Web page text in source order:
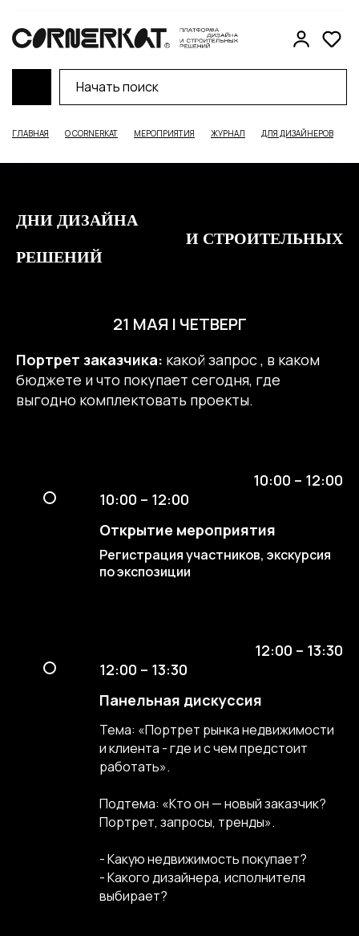
ГЛАВНАЯ О CORNERKAT МЕРОПРИЯТИЯ ЖУРНАЛ ДЛЯ ДИЗАЙНЕРОВ
ДНИ ДИЗАЙНА
И СТРОИТЕЛЬНЫХ
РЕШЕНИЙ
21 МАЯ | ЧЕТВЕРГ
Портрет заказчика: какой запрос , в каком
бюджете и что покупает сегодня, где
выгодно комплектовать проекты.
10:00 – 12:00
10:00 – 12:00
Открытие мероприятия
Регистрация участников, экскурсия
по экспозиции
12:00 – 13:30
12:00 – 13:30
Панельная дискуссия
Тема: «Портрет рынка недвижимости
и клиента - где и с чем предстоит
работать».
Подтема: «Кто он — новый заказчик?
Портрет, запросы, тренды».
- Какую недвижимость покупает?
- Какого дизайнера, исполнителя
выбирает?